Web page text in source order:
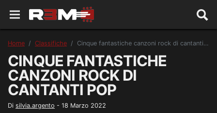
Home Classifiche Cinque fantastiche canzoni rock di cantanti pop
CINQUE FANTASTICHE
CANZONI ROCK DI
CANTANTI POP
Di silvia.argento - 18 Marzo 2022